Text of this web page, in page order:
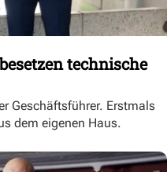
technische
Geschäftsführer. Erstmals
dem eigenen Haus.